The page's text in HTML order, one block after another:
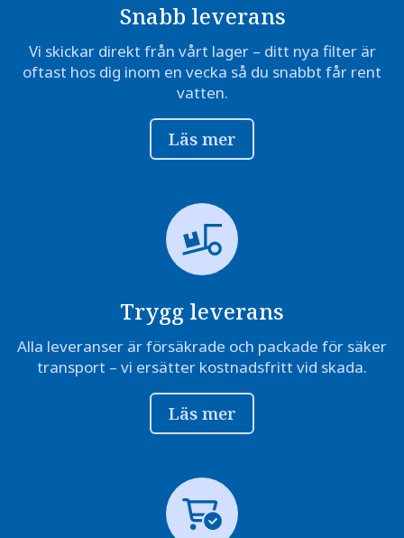
Snabb leverans
Vi skickar direkt från vårt lager – ditt nya filter är
oftast hos dig inom en vecka så du snabbt får rent
vatten.
Läs mer
Trygg leverans
Alla leveranser är försäkrade och packade för säker
transport – vi ersätter kostnadsfritt vid skada.
Läs mer